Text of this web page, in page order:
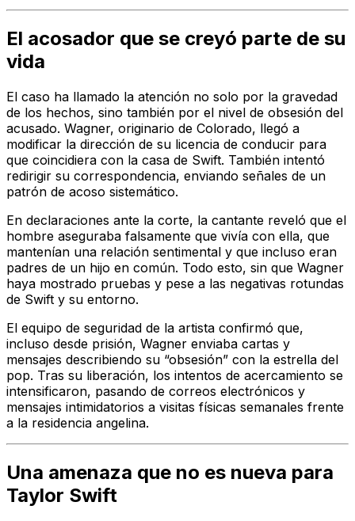
El acosador que se creyó parte de su
vida
El caso ha llamado la atención no solo por la gravedad
de los hechos, sino también por el nivel de obsesión del
acusado. Wagner, originario de Colorado, llegó a
modificar la dirección de su licencia de conducir para
que coincidiera con la casa de Swift. También intentó
redirigir su correspondencia, enviando señales de un
patrón de acoso sistemático.
En declaraciones ante la corte, la cantante reveló que el
hombre aseguraba falsamente que vivía con ella, que
mantenían una relación sentimental y que incluso eran
padres de un hijo en común. Todo esto, sin que Wagner
haya mostrado pruebas y pese a las negativas rotundas
de Swift y su entorno.
El equipo de seguridad de la artista confirmó que,
incluso desde prisión, Wagner enviaba cartas y
mensajes describiendo su “obsesión” con la estrella del
pop. Tras su liberación, los intentos de acercamiento se
intensificaron, pasando de correos electrónicos y
mensajes intimidatorios a visitas físicas semanales frente
a la residencia angelina.
Una amenaza que no es nueva para
Taylor Swift